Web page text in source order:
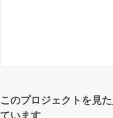
このプロジェクトを見
ています